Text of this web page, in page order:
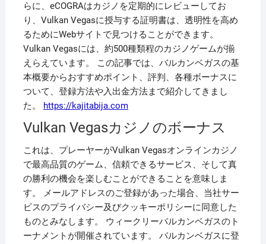
らに、eCOGRAはカジノを定期的にレビューしてお
り、Vulkan Vegasに授与する証明書は、透明性を高め
るためにWebサイトで見つけることができます。
Vulkan Vegasには、約500種類程のカジノゲームが揃
えらえています。 この記事では、バルカンベガスの基
本概要からおすすめポイント、評判、各種ボーナスに
ついて、登録方法や入出金方法まで紹介してきまし
た。
https://kajitabija.com
Vulkan Vegasカジノのボーナス
これは、プレーヤーがVulkan Vegasオンラインカジノ
で最高品質のゲーム、信頼できるサービス、そして真
の勝利の機会を楽しむことができることを意味しま
す。 メールアドレスのご登録があった場合、当社サー
ビスのプライバシー及びクッキーポリシーに同意した
ものとみなします。 ウィークリーバルカンベガスのト
ーナメントが開催されています。 バルカンベガスに登